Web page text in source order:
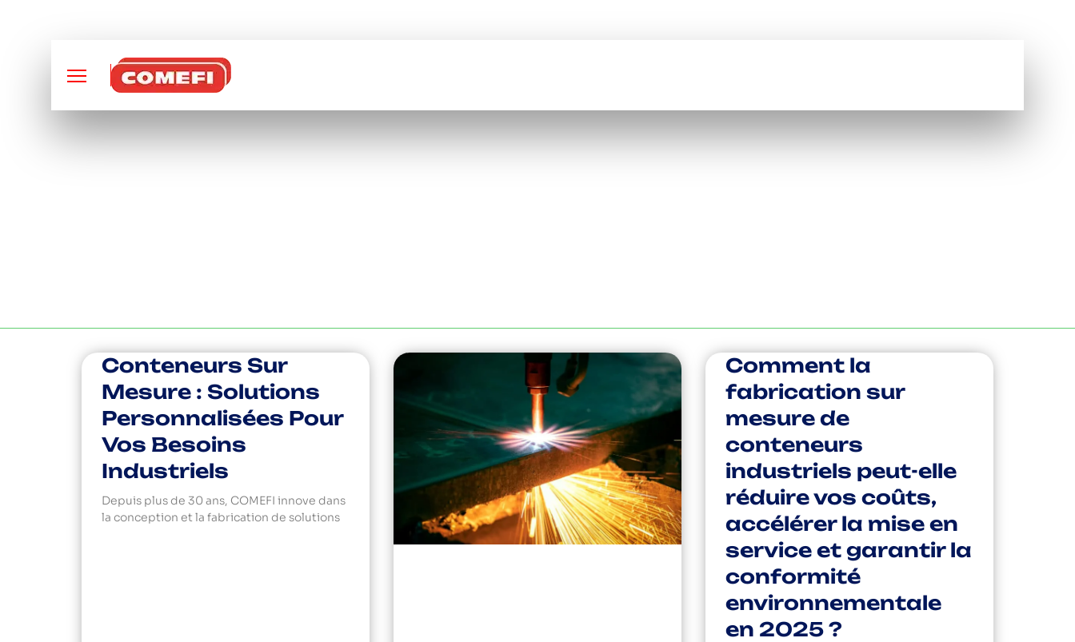
Conteneurs Sur
Mesure : Solutions
Personnalisées Pour
Vos Besoins
Industriels
Depuis plus de 30 ans, COMEFI innove dans
la conception et la fabrication de solutions
Comment la
fabrication sur
mesure de
conteneurs
industriels peut-elle
réduire vos coûts,
accélérer la mise en
service et garantir la
conformité
environnementale
en 2025 ?